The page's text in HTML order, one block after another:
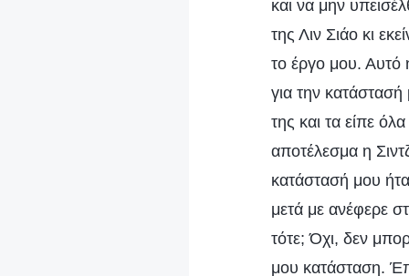
και να μην
της Λιν Σιάο κι
το έργο μου. Αυτό
για την
της και τα είπε
αποτέλεσμα η
κατάστασή μου
μετά με ανέφερε
τότε; Όχι, δεν
μου κατάσταση.